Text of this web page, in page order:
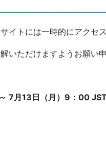
イトには一時的にアクセ
いただけますようお願い申
7月13日（月）9：00